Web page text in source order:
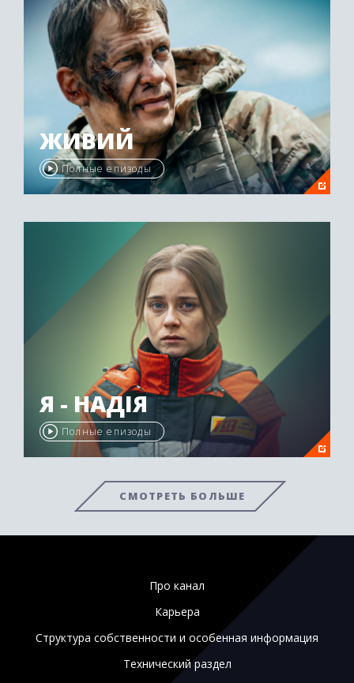
ЖИВИЙ
Полные епизоды
Я - НАДІЯ
Полные епизоды
СМОТРЕТЬ БОЛЬШЕ
Про канал
Карьера
Структура собственности и особенная информация
Технический раздел